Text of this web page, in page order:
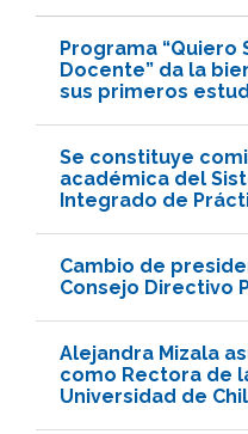
Programa “Quiero
Docente” da la
sus primeros
Se constituye
académica del
Integrado de
Cambio de
Consejo Directivo
Alejandra Mizala
como Rectora de
Universidad de